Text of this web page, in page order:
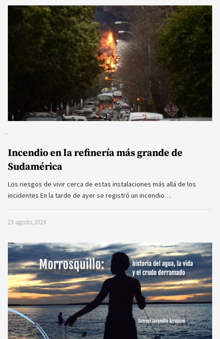
Incendio en la refinería más grande de
Sudamérica
Los riesgos de vivir cerca de estas instalaciones más allá de los
incidentes En la tarde de ayer se registró un incendio…
23 agosto, 2024